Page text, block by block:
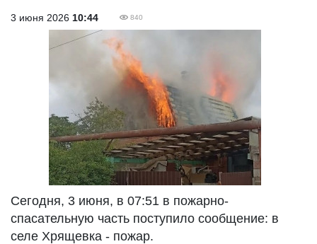
3 июня 2026 10:44 840
Сегодня, 3 июня, в 07:51 в пожарно-
спасательную часть поступило сообщение: в
селе Хрящевка - пожар.